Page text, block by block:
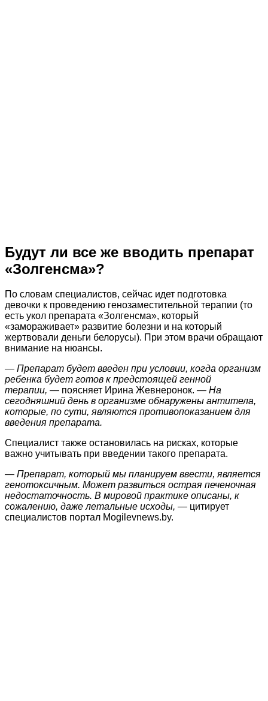
Будут ли все же вводить препарат
«Золгенсма»?
По словам специалистов, сейчас идет подготовка
девочки к проведению генозаместительной терапии (то
есть укол препарата «Золгенсма», который
«замораживает» развитие болезни и на который
жертвовали деньги белорусы). При этом врачи обращают
внимание на нюансы.
— Препарат будет введен при условии, когда организм
ребенка будет готов к предстоящей генной
терапии, — поясняет Ирина Жевнеронок. — На
сегодняшний день в организме обнаружены антитела,
которые, по сути, являются противопоказанием для
введения препарата.
Специалист также остановилась на рисках, которые
важно учитывать при введении такого препарата.
— Препарат, который мы планируем ввести, является
генотоксичным. Может развиться острая печеночная
недостаточность. В мировой практике описаны, к
сожалению, даже летальные исходы, — цитирует
специалистов портал Mogilevnews.by.